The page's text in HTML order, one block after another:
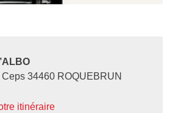
34460 ROQUEBRUN
itinéraire